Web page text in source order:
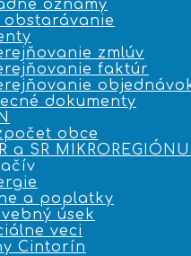
oznamy
obstarávanie
zmlúv
faktúr
dokumenty
obce
a SR
a poplatky
úsek
veci
Cintorín